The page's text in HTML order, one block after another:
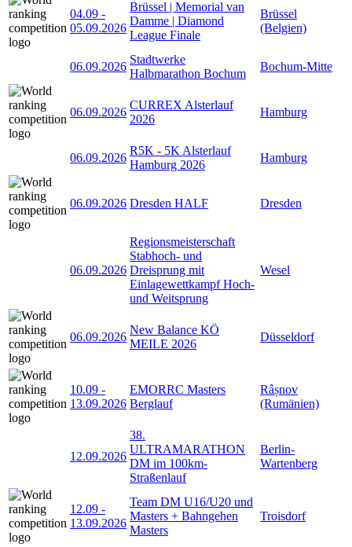
04.09 -
05.09.2026
Brüssel | Memorial van
Damme | Diamond
League Finale
Brüssel
(Belgien)
06.09.2026
Stadtwerke
Halbmarathon Bochum
Bochum-Mitte
06.09.2026
CURREX Alsterlauf
2026
Hamburg
06.09.2026
R5K - 5K Alsterlauf
Hamburg 2026
Hamburg
06.09.2026 Dresden HALF Dresden
06.09.2026
Regionsmeisterschaft
Stabhoch- und
Dreisprung mit
Einlagewettkampf Hoch-
und Weitsprung
Wesel
06.09.2026
New Balance KÖ
MEILE 2026
Düsseldorf
10.09 -
13.09.2026
EMORRC Masters
Berglauf
Râșnov
(Rumänien)
12.09.2026
38.
ULTRAMARATHON
DM im 100km-
Straßenlauf
Berlin-
Wartenberg
12.09 -
13.09.2026
Team DM U16/U20 und
Masters + Bahngehen
Masters
Troisdorf